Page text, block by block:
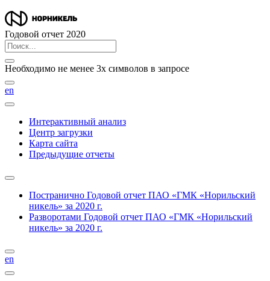
Годовой отчет 2020
Необходимо не менее 3х символов в запросе
en
Интерактивный анализ
Центр загрузки
Карта сайта
Предыдущие отчеты
Постранично Годовой отчет ПАО «ГМК «Норильский
никель» за 2020 г.
Разворотами Годовой отчет ПАО «ГМК «Норильский
никель» за 2020 г.
en